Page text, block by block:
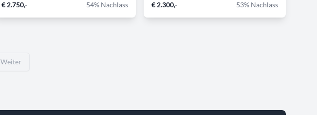
€ 2.750,- 54% Nachlass € 2.300,- 53% Nachlass
Weiter